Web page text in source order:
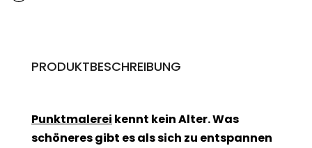
PRODUKTBESCHREIBUNG
Punktmalerei kennt kein Alter. Was
schöneres gibt es als sich zu entspannen